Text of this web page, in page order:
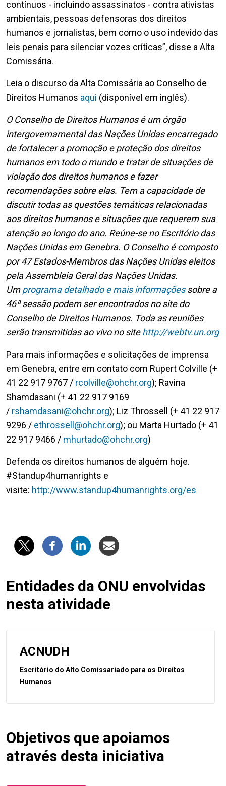
contínuos - incluindo assassinatos - contra ativistas
ambientais, pessoas defensoras dos direitos
humanos e jornalistas, bem como o uso indevido das
leis penais para silenciar vozes críticas”, disse a Alta
Comissária.
Leia o discurso da Alta Comissária ao Conselho de
Direitos Humanos aqui (disponível em inglês).
O Conselho de Direitos Humanos é um órgão
intergovernamental das Nações Unidas encarregado
de fortalecer a promoção e proteção dos direitos
humanos em todo o mundo e tratar de situações de
violação dos direitos humanos e fazer
recomendações sobre elas. Tem a capacidade de
discutir todas as questões temáticas relacionadas
aos direitos humanos e situações que requerem sua
atenção ao longo do ano. Reúne-se no Escritório das
Nações Unidas em Genebra. O Conselho é composto
por 47 Estados-Membros das Nações Unidas eleitos
pela Assembleia Geral das Nações Unidas.
Umprograma detalhado e mais informaçõessobre a
46ª sessão podem ser encontrados no site do
Conselho de Direitos Humanos. Toda as reuniões
serão transmitidas ao vivo no sitehttp://webtv.un.org
Para mais informações e solicitações de imprensa
em Genebra, entre em contato com Rupert Colville (+
41 22 917 9767 / rcolville@ohchr.org); Ravina
Shamdasani (+ 41 22 917 9169
/ rshamdasani@ohchr.org); Liz Throssell (+ 41 22 917
9296 / ethrossell@ohchr.org); ou Marta Hurtado (+ 41
22 917 9466 / mhurtado@ohchr.org)
Defenda os direitos humanos de alguém hoje.
#Standup4humanrights e
visite: http://www.standup4humanrights.org/es
Entidades da ONU envolvidas
nesta atividade
ACNUDH
Escritório do Alto Comissariado para os Direitos
Humanos
Objetivos que apoiamos
através desta iniciativa